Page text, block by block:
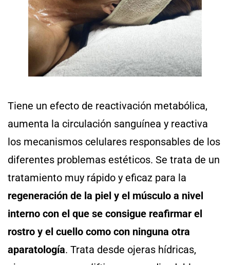
Tiene un efecto de reactivación metabólica,
aumenta la circulación sanguínea y reactiva
los mecanismos celulares responsables de los
diferentes problemas estéticos. Se trata de un
tratamiento muy rápido y eficaz para la
regeneración de la piel y el músculo a nivel
interno con el que se consigue reafirmar el
rostro y el cuello como con ninguna otra
aparatología. Trata desde ojeras hídricas,